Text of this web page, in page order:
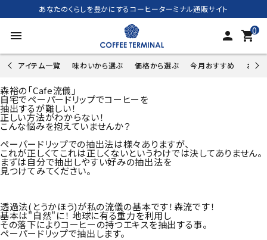
あなたのくらしを豊かにするコーヒーターミナル通販サイト
menu person 0
shopping_cart
アイテム一覧 味わいから選ぶ 価格から選ぶ 今月おすすめ お試
森裕の「Cafe流儀」
自宅でペーパードリップでコーヒーを
抽出するが難しい！
正しい方法がわからない！
こんな悩みを抱えていませんか？
ペーパードリップでの抽出法は様々ありますが、
これが正しくてこれは正しくないというわけでは決してありません。
まずは自分で抽出しやすい好みの抽出法を
見つけてみてください。
透過法(とうかほう)が私の流儀の基本です！森流です！
基本は"自然"に！ 地球に有る重力を利用し
その落下によりコーヒーの持つエキスを抽出する事。
ペーパードリップで抽出します。